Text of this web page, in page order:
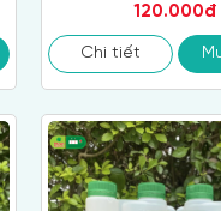
120.000đ
Chi tiết